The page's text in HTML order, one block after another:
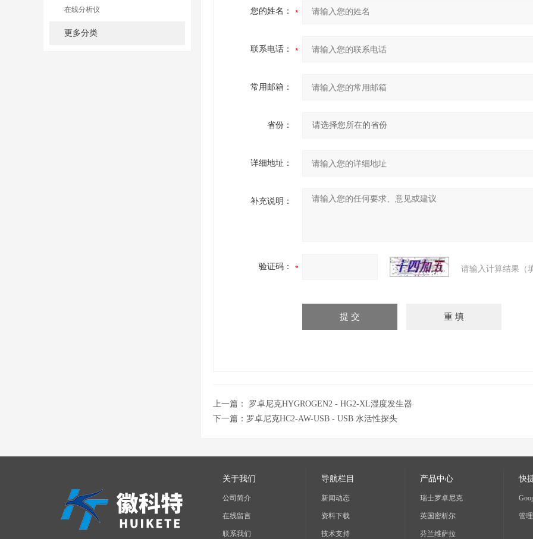
在线分析仪
更多分类
您的姓名：
联系电话：
常用邮箱：
省份：
详细地址：
补充说明：
验证码： 请输入计算结果（
上一篇： 罗卓尼克HYGROGEN2 - HG2-XL湿度发生器
下一篇： 罗卓尼克HC2-AW-USB - USB 水活性探头
关于我们
公司简介
在线留言
联系我们
导航栏目
新闻动态
资料下载
技术支持
产品中心
瑞士罗卓尼克
英国密析尔
芬兰维萨拉
快
管